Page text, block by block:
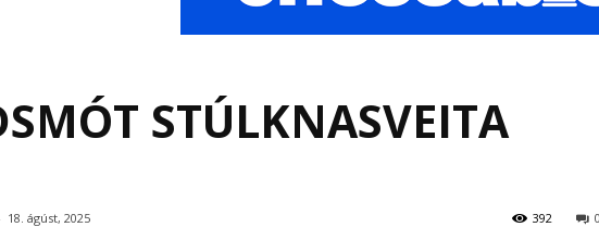
STÚLKNASVEITA
18. ágúst, 2025 0
392